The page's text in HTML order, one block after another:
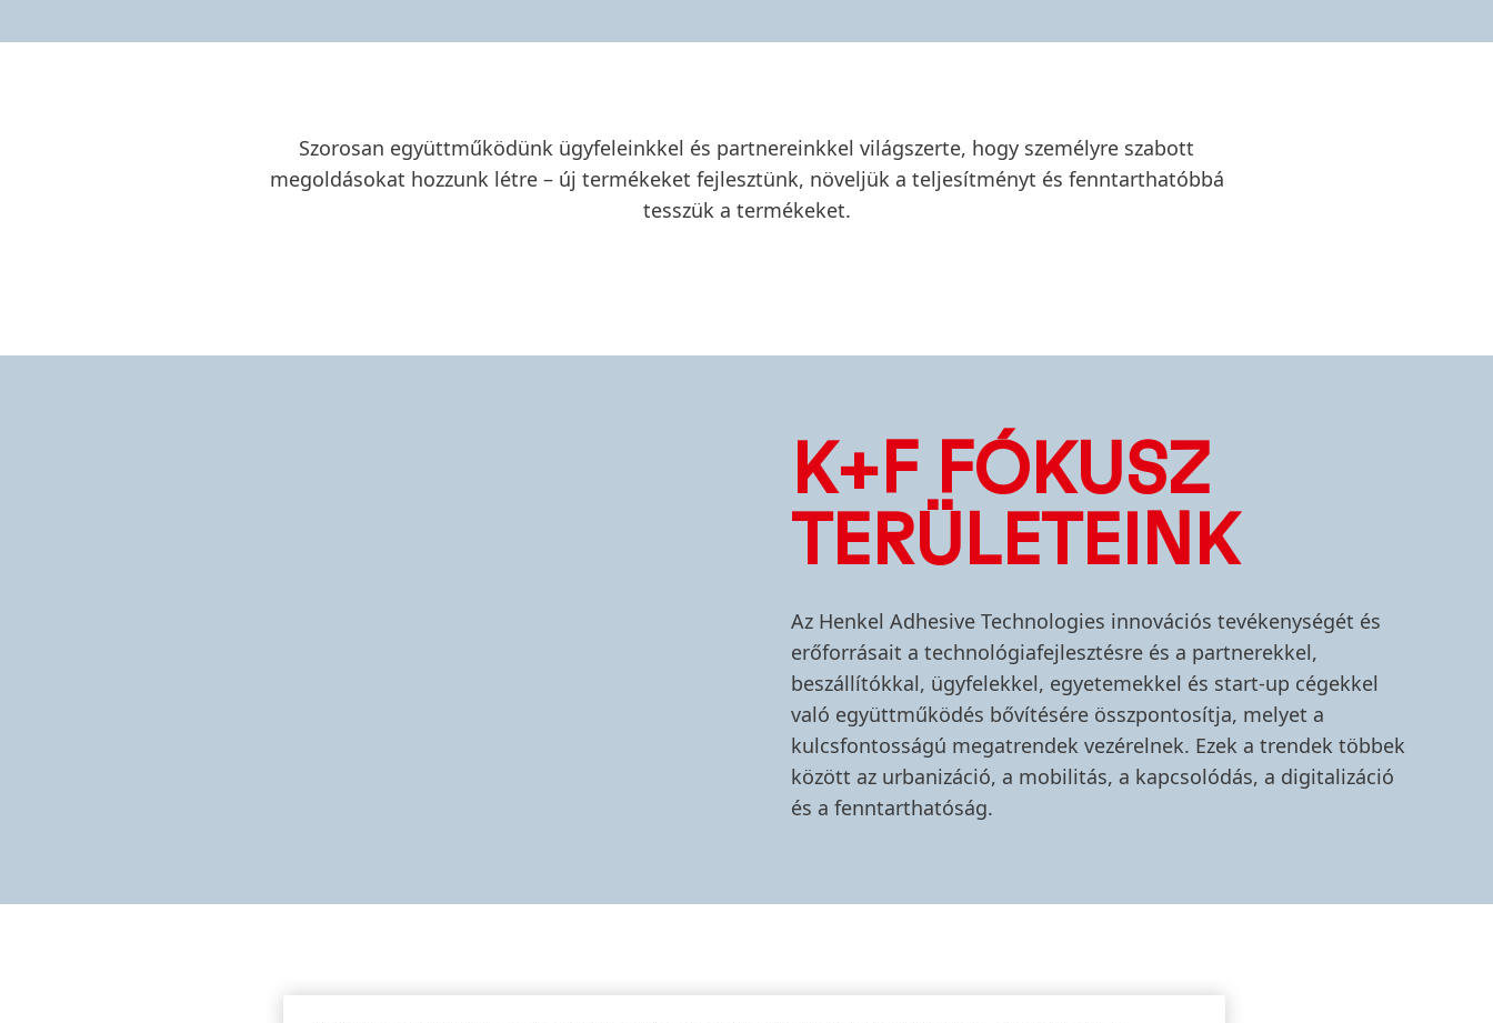
Szorosan együttműködünk ügyfeleinkkel és partnereinkkel világszerte, hogy személyre szabott
megoldásokat hozzunk létre – új termékeket fejlesztünk, növeljük a teljesítményt és fenntarthatóbbá
tesszük a termékeket.
K+F FÓKUSZ
TERÜLETEINK
Az Henkel Adhesive Technologies innovációs tevékenységét és
erőforrásait a technológiafejlesztésre és a partnerekkel,
beszállítókkal, ügyfelekkel, egyetemekkel és start-up cégekkel
való együttműködés bővítésére összpontosítja, melyet a
kulcsfontosságú megatrendek vezérelnek. Ezek a trendek többek
között az urbanizáció, a mobilitás, a kapcsolódás, a digitalizáció
és a fenntarthatóság.